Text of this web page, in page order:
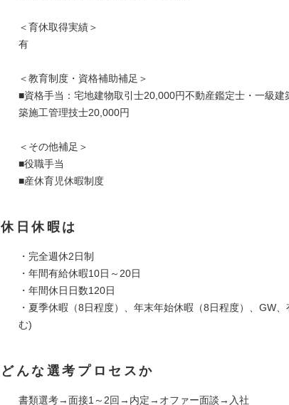
＜育休取得実績＞
有
＜教育制度・資格補助補足＞
■資格手当：宅地建物取引士20,000円不動産鑑定士・一級
築施工管理技士20,000円
＜その他補足＞
■役職手当
■産休育児休暇制度
休日休暇は
・完全週休2日制
・年間有給休暇10日～20日
・年間休日日数120日
・夏季休暇（8日程度）、年末年始休暇（8日程度）、GW
む)
どんな選考プロセスか
書類選考→面接1～2回→内定→オファー面談→入社